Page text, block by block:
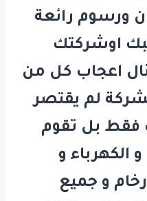
ورسوم رائعة
اوشركتك
اعجاب كل من
لم يقتصر
فقط بل تقوم
الكهرباء و
و جميع